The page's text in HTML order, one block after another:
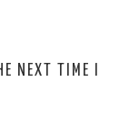
NEXT TIME I